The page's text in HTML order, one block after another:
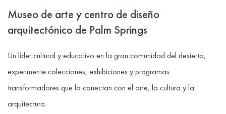
Museo de arte y centro de diseño
arquitectónico de Palm Springs
Un líder cultural y educativo en la gran comunidad del desierto,
experimente colecciones, exhibiciones y programas
transformadores que lo conectan con el arte, la cultura y la
arquitectura.